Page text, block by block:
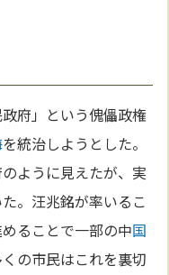
府」という傀儡政権
を統治しようとした。
ように見えたが、実
。汪兆銘が率いるこ
ることで一部の中国
の市民はこれを裏切